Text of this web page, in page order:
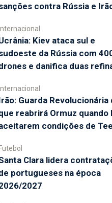
contra Rússia e
Internacional
Kiev ataca sul e
da Rússia com
e danifica duas
Internacional
Guarda Revolucionária
reabrirá Ormuz quando
condições de
Futebol
Clara lidera
portugueses na época
2027